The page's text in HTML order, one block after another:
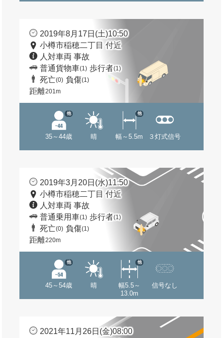
2019年8月17日(土)10:50
小樽市稲穂二丁目 付近
人対車両 事故
普通貨物車(1) 歩行者(1)
死亡(0) 負傷(1)
距離201m
35～44歳
他
晴 幅～5.5m
他
３灯式信号
2019年3月20日(水)11:50
小樽市稲穂二丁目 付近
人対車両 事故
普通乗用車(1) 歩行者(1)
死亡(0) 負傷(1)
距離220m
45～54歳
他
晴
幅5.5～
13.0m
他
信号なし
2021年11月26日(金)08:00